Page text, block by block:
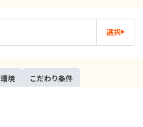
選択
環境 こだわり条件